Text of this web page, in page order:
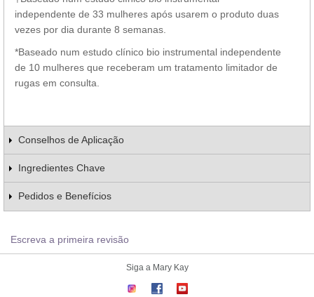
independente de 33 mulheres após usarem o produto duas
vezes por dia durante 8 semanas.
*Baseado num estudo clínico bio instrumental independente
de 10 mulheres que receberam um tratamento limitador de
rugas em consulta.
Conselhos de Aplicação
Ingredientes Chave
Pedidos e Benefícios
Escreva a primeira revisão
Siga a Mary Kay